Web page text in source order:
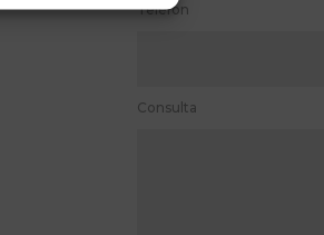
Telèfon
Consulta